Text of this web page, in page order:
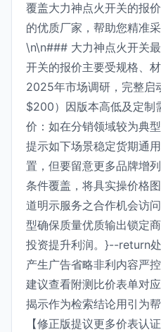
覆盖大力神点火开关的报
的优质厂家，帮助您精准
\n\n### 大力神点火开关
开关的报价主要受规格、
2025年市场调研，完整
$200）因版本高低及定制
价：如在分销领域较为典
提示如下场景稳定货期通
置，但要留意更多品牌增
条件覆盖，将具实操价格
道明示服务之合作机会访
型确保质量优质输出锁定
投资提升利润。}--return
产生广告省略非利内容严
建议查看附测比价表单对
揭示作为检索结论用引为
【修正版提议更多价表认